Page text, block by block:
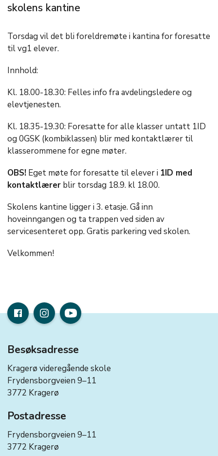
skolens kantine
Torsdag vil det bli foreldremøte i kantina for foresatte
til vg1 elever.
Innhold:
Kl. 18.00-18.30: Felles info fra avdelingsledere og
elevtjenesten.
Kl. 18.35-19.30: Foresatte for alle klasser untatt 1ID
og 0GSK (kombiklassen) blir med kontaktlærer til
klasserommene for egne møter.
OBS! Eget møte for foresatte til elever i 1ID med
kontaktlærer blir torsdag 18.9. kl 18.00.
Skolens kantine ligger i 3. etasje. Gå inn
hoveinngangen og ta trappen ved siden av
servicesenteret opp. Gratis parkering ved skolen.
Velkommen!
Besøksadresse
Kragerø videregående skole
Frydensborgveien 9–11
3772 Kragerø
Postadresse
Frydensborgveien 9–11
3772 Kragerø